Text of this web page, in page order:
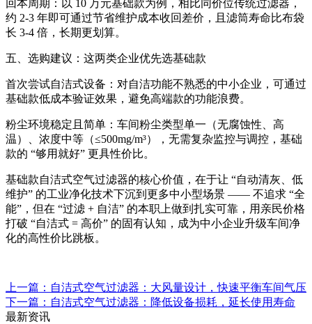
回本周期：以 10 万元基础款为例，相比同价位传统过滤器，
约 2-3 年即可通过节省维护成本收回差价，且滤筒寿命比布袋
长 3-4 倍，长期更划算。
五、选购建议：这两类企业优先选基础款
首次尝试自洁式设备：对自洁功能不熟悉的中小企业，可通过
基础款低成本验证效果，避免高端款的功能浪费。
粉尘环境稳定且简单：车间粉尘类型单一（无腐蚀性、高
温）、浓度中等（≤500mg/m³），无需复杂监控与调控，基础
款的 “够用就好” 更具性价比。
基础款自洁式空气过滤器的核心价值，在于让 “自动清灰、低
维护” 的工业净化技术下沉到更多中小型场景 —— 不追求 “全
能”，但在 “过滤 + 自洁” 的本职上做到扎实可靠，用亲民价格
打破 “自洁式 = 高价” 的固有认知，成为中小企业升级车间净
化的高性价比跳板。
上一篇：自洁式空气过滤器：大风量设计，快速平衡车间气压
下一篇：自洁式空气过滤器：降低设备损耗，延长使用寿命
最新资讯